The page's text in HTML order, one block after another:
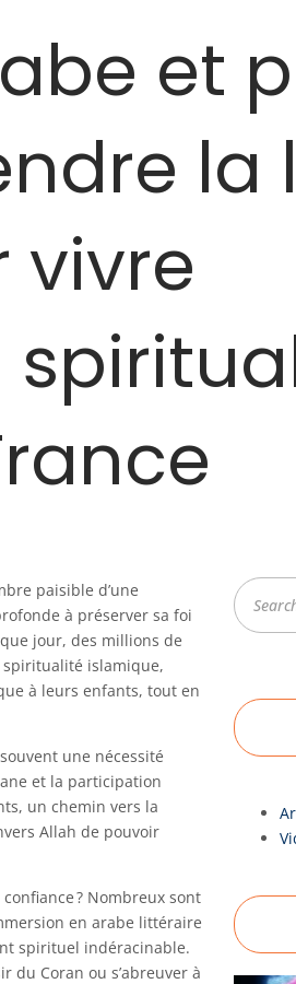
et
la
vivre
paisible d’une
à préserver sa foi
jour, des millions de
spiritualité islamique,
à leurs enfants, tout en
une nécessité
et la participation
un chemin vers la
Allah de pouvoir
? Nombreux sont
en arabe littéraire
spirituel indéracinable.
du Coran ou s’abreuver à